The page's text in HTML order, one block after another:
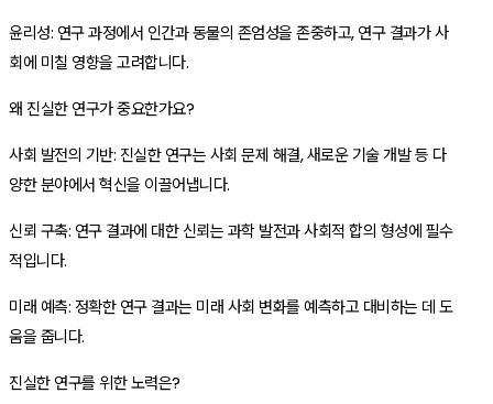
윤리성: 연구 과정에서 인간과 동물의 존엄성을 존중하고, 연구 결과가 사
회에 미칠 영향을 고려합니다.
왜 진실한 연구가 중요한가요?
사회 발전의 기반: 진실한 연구는 사회 문제 해결, 새로운 기술 개발 등 다
양한 분야에서 혁신을 이끌어냅니다.
신뢰 구축: 연구 결과에 대한 신뢰는 과학 발전과 사회적 합의 형성에 필수
적입니다.
미래 예측: 정확한 연구 결과는 미래 사회 변화를 예측하고 대비하는 데 도
움을 줍니다.
진실한 연구를 위한 노력은?